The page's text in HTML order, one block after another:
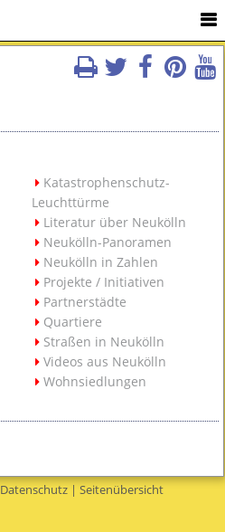
Katastrophenschutz-
Leuchttürme
Literatur über Neukölln
Neukölln-Panoramen
Neukölln in Zahlen
Projekte / Initiativen
Partnerstädte
Quartiere
Straßen in Neukölln
Videos aus Neukölln
Wohnsiedlungen
Datenschutz |Seitenübersicht